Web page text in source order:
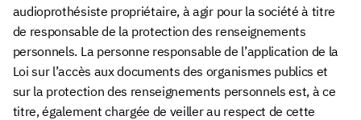
audioprothésiste propriétaire, à agir pour la société à titre
de responsable de la protection des renseignements
personnels. La personne responsable de l’application de la
Loi sur l’accès aux documents des organismes publics et
sur la protection des renseignements personnels est, à ce
titre, également chargée de veiller au respect de cette